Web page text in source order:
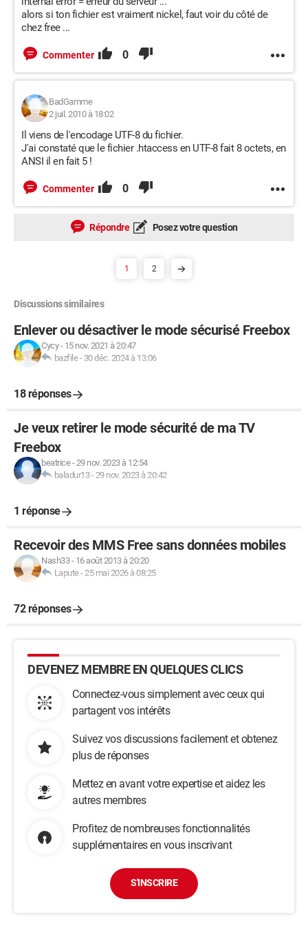
alors si ton fichier est vraiment nickel, faut voir du côté de
chez free ...
Commenter 0
BadGamme
2 juil. 2010 à 18:02
Il viens de l'encodage UTF-8 du fichier.
J'ai constaté que le fichier .htaccess en UTF-8 fait 8 octets, en
ANSI il en fait 5 !
Commenter 0
Répondre Posez votre question
1 2
Discussions similaires
Enlever ou désactiver le mode sécurisé Freebox
Cycy- 15 nov. 2021 à 20:47
bazfile- 30 déc. 2024 à 13:06
18 réponses
Je veux retirer le mode sécurité de ma TV
Freebox
beatrice-29 nov. 2023 à 12:54
baladur13-29 nov. 2023 à 20:42
1 réponse
Recevoir des MMS Free sans données mobiles
Nash33- 16 août 2013 à 20:20
Lapute-25 mai 2026 à 08:25
72 réponses
DEVENEZ MEMBRE EN QUELQUES CLICS
Connectez-vous simplement avec ceux qui
partagent vos intérêts
Suivez vos discussions facilement et obtenez
plus de réponses
Mettez en avant votre expertise et aidez les
autres membres
Profitez de nombreuses fonctionnalités
supplémentaires en vous inscrivant
S'INSCRIRE